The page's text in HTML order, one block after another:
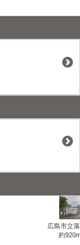
広島市立
約